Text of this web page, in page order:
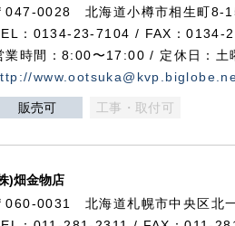
047-0028 北海道小樽市相生町8-
：0134-23-7104 / FAX：
業時間：8:00〜17:00 / 定休日：土
販売可 工事・取付可
)畑金物店
060-0031 北海道札幌市中央区北